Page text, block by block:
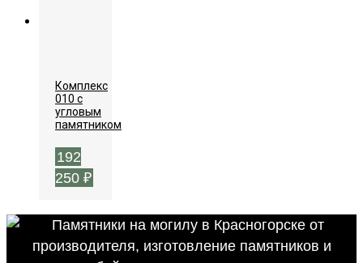
Комплекс
010 с
угловым
памятником
192
250 ₽